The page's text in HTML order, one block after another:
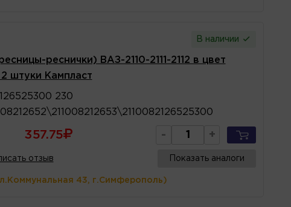
В наличии
реснички) ВАЗ-2110-2111-2112 в цвет
штуки Кампласт
230
357.75 - +
отзыв Показать аналоги
43, г.Симферополь)